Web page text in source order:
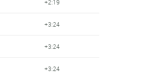
+2:19
+3:24
+3:24
+3:24